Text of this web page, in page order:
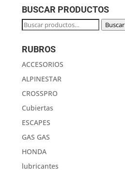
BUSCAR PRODUCTOS
Buscar
Buscar
RUBROS
ACCESORIOS
ALPINESTAR
CROSSPRO
Cubiertas
ESCAPES
GAS GAS
HONDA
lubricantes